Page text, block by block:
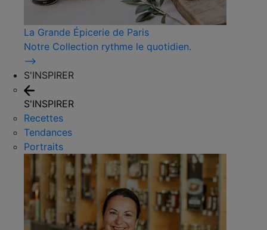
La Grande Épicerie de Paris
Notre Collection rythme le quotidien.
⟶
S'INSPIRER
S'INSPIRER
Recettes
Tendances
Portraits